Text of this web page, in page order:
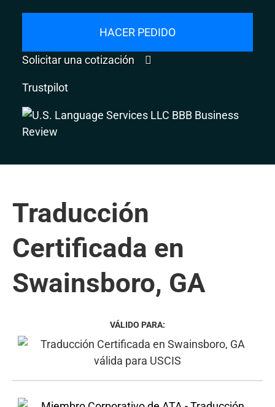
HACER PEDIDO
Solicitar una cotización
Trustpilot
Traducción
Certificada en
Swainsboro, GA
VÁLIDO PARA: